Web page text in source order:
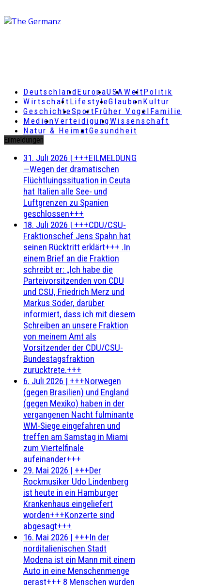
DeutschlandEuropaUSAWeltPolitik
Wirtschaft LifestyleGlaubenKultur
GeschichteSportFrüher Vogel Familie
MedienVerteidigungWissenschaft
Natur & HeimatGesundheit
Eilmeldungen
31. Juli 2026 | +++EILMELDUNG
—Wegen der dramatischen
Flüchtluingssituation in Ceuta
hat Italien alle See- und
Luftgrenzen zu Spanien
geschlossen+++
18. Juli 2026 | +++CDU/CSU-
Fraktionschef Jens Spahn hat
seinen Rücktritt erklärt+++ .In
einem Brief an die Fraktion
schreibt er: „Ich habe die
Parteivorsitzenden von CDU
und CSU, Friedrich Merz und
Markus Söder, darüber
informiert, dass ich mit diesem
Schreiben an unsere Fraktion
von meinem Amt als
Vorsitzender der CDU/CSU-
Bundestagsfraktion
zurücktrete.+++
6. Juli 2026 | +++Norwegen
(gegen Brasilien) und England
(gegen Mexiko) haben in der
vergangenen Nacht fulminante
WM-Siege eingefahren und
treffen am Samstag in Miami
zum Viertelfinale
aufeinander+++
29. Mai 2026 | +++Der
Rockmusiker Udo Lindenberg
ist heute in ein Hamburger
Krankenhaus eingeliefert
worden+++Konzerte sind
abgesagt+++
16. Mai 2026 | +++In der
norditalienischen Stadt
Modena ist ein Mann mit einem
Auto in eine Menschenmenge
gerast+++ 8 Menschen wurden